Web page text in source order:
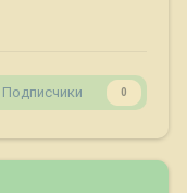
Подписчики 0